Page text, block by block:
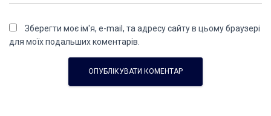
Зберегти моє ім'я, e-mail, та адресу сайту в цьому браузері
для моїх подальших коментарів.